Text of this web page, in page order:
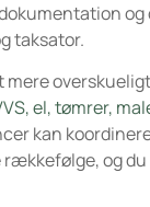
og
taksator.
mere
el, tømrer,
kan
og